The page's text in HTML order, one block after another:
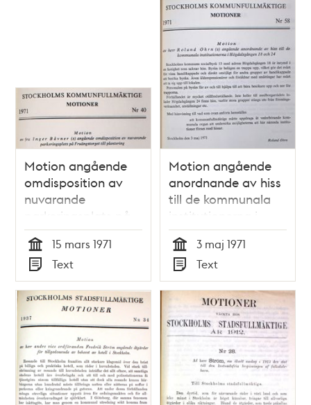
Motion angående
omdisposition av
nuvarande
parkeringsplats på
Fruängstorget till
plantering -
Kommunfullmäktige
1971
Tid
15 mars 1971
Typ
Text
Motion angående
anordnande av hiss
till de kommunala
institutionerna i
Högdalsgången 18
och 24 -
Kommunfullmäktige
1971
Tid
3 maj 1971
Typ
Text